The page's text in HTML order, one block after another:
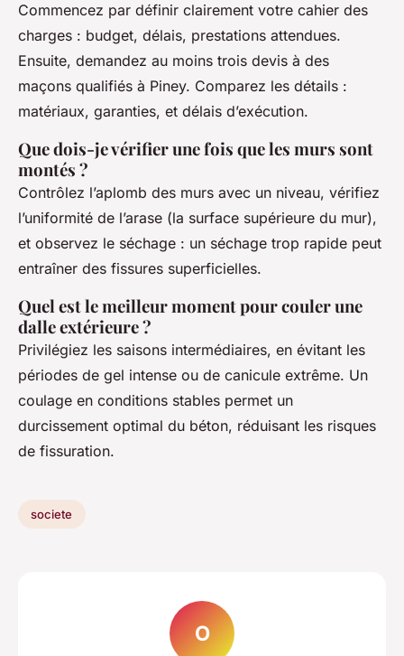
Commencez par définir clairement votre cahier des
charges : budget, délais, prestations attendues.
Ensuite, demandez au moins trois devis à des
maçons qualifiés à Piney. Comparez les détails :
matériaux, garanties, et délais d’exécution.
Que dois-je vérifier une fois que les murs sont
montés ?
Contrôlez l’aplomb des murs avec un niveau, vérifiez
l’uniformité de l’arase (la surface supérieure du mur),
et observez le séchage : un séchage trop rapide peut
entraîner des fissures superficielles.
Quel est le meilleur moment pour couler une
dalle extérieure ?
Privilégiez les saisons intermédiaires, en évitant les
périodes de gel intense ou de canicule extrême. Un
coulage en conditions stables permet un
durcissement optimal du béton, réduisant les risques
de fissuration.
societe
O